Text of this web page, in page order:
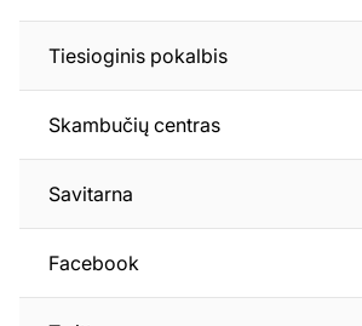
Tiesioginis pokalbis
Skambučių centras
Savitarna
Facebook